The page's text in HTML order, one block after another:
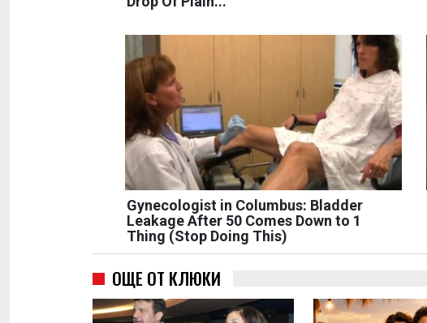
Gynecologist in Columbus: Bladder
Leakage After 50 Comes Down to 1
Thing (Stop Doing This)
ОЩЕ ОТ КЛЮКИ